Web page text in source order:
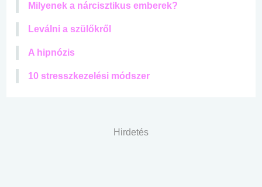
Milyenek a nárcisztikus emberek?
Leválni a szülőkről
A hipnózis
10 stresszkezelési módszer
Hirdetés